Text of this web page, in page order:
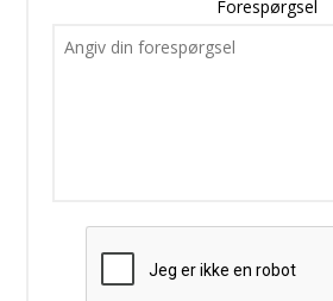
Forespørgsel